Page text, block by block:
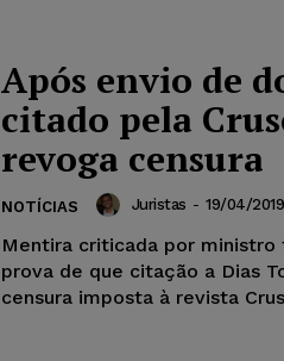
Após envio de
citado pela
revoga censura
NOTÍCIAS Juristas - 19/04/2019
Mentira criticada por ministro
prova de que citação a Dias
censura imposta à revista